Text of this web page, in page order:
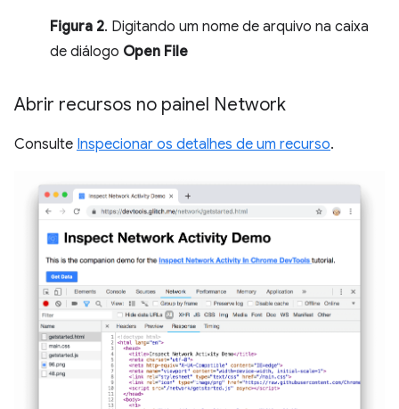
Figura 2. Digitando um nome de arquivo na caixa
de diálogo Open File
Abrir recursos no painel Network
Consulte Inspecionar os detalhes de um recurso.